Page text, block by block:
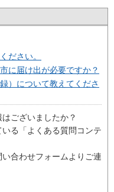
ださい。
に届け出が必要ですか？
）について教えてくださ
ございましたか？
る「よくある質問コンテ
合わせフォームよりご連